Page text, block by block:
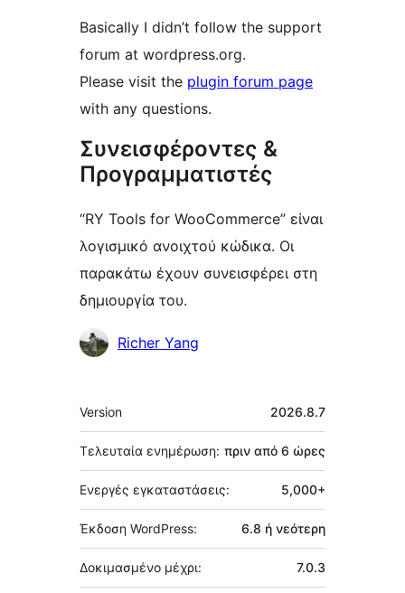
Basically I didn’t follow the support
forum at wordpress.org.
Please visit the plugin forum page
with any questions.
Συνεισφέροντες &
Προγραμματιστές
“RY Tools for WooCommerce” είναι
λογισμικό ανοιχτού κώδικα. Οι
παρακάτω έχουν συνεισφέρει στη
δημιουργία του.
Συντελεστές
Richer Yang
Μεταστοιχεία
Version 2026.8.7
Τελευταία ενημέρωση: πριν από 6 ώρες
Ενεργές εγκαταστάσεις: 5,000+
Έκδοση WordPress: 6.8 ή νεότερη
Δοκιμασμένο μέχρι: 7.0.3